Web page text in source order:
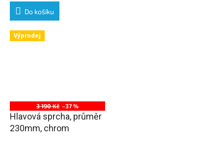
Do košíku
Výprodej
3 190 Kč –37 %
Hlavová sprcha, průměr
230mm, chrom